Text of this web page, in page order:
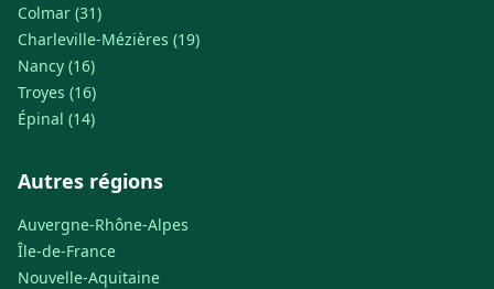
Colmar (31)
Charleville-Mézières (19)
Nancy (16)
Troyes (16)
Épinal (14)
Autres régions
Auvergne-Rhône-Alpes
Île-de-France
Nouvelle-Aquitaine